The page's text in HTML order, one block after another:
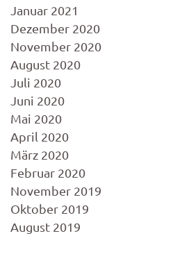
Januar 2021
Dezember 2020
November 2020
August 2020
Juli 2020
Juni 2020
Mai 2020
April 2020
März 2020
Februar 2020
November 2019
Oktober 2019
August 2019